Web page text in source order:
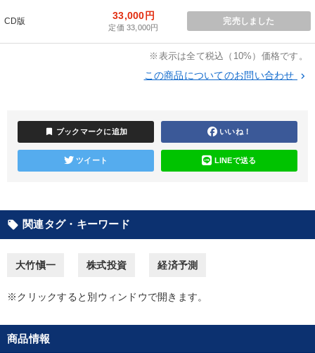
《強い財務を実践する経営者》講話４選
仕事のスキルと人間力を高める知恵を身につける
【最新刊】精神科医・和田秀樹の「老いない力」＋健康な社長と
最新トレンドと時代の潮流を押さえる 【6月】音声・映像
業績を伸ばしたい 後継者に聞かせたい
キーワード
CD版 33,000円
定価 33,000円
完売しました
※表示は全て税込（10%）価格です。
この商品についてのお問い合わせ keyboard_arrow_right
bookmark ブックマークに追加 いいね！
ツイート LINEで送る
local_offer 関連タグ・キーワード
大竹愼一 株式投資 経済予測
※クリックすると別ウィンドウで開きます。
商品情報